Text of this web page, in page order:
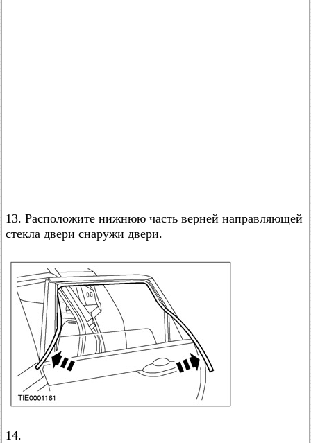
13. Расположите нижнюю часть верней направляющей
стекла двери снаружи двери.
14.